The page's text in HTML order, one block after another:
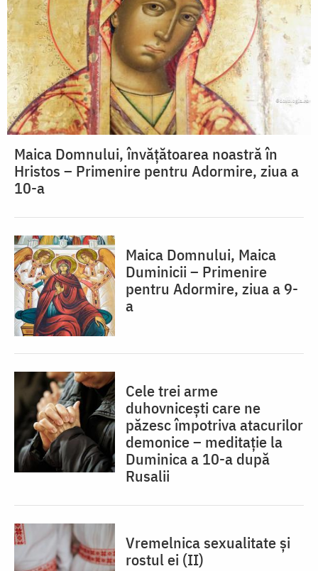
Maica Domnului, învățătoarea noastră în
Hristos – Primenire pentru Adormire, ziua a
10-a
Maica Domnului, Maica
Duminicii – Primenire
pentru Adormire, ziua a 9-
a
Cele trei arme
duhovnicești care ne
păzesc împotriva atacurilor
demonice – meditație la
Duminica a 10-a după
Rusalii
Vremelnica sexualitate și
rostul ei (II)